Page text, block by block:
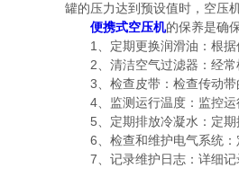
罐的压力达到预设值时，空压
便携式空压机的保养是确
1、定期更换润滑油：根据
2、清洁空气过滤器：经常
3、检查皮带：检查传动带
4、监测运行温度：监控运
5、定期排放冷凝水：定期
6、检查和维护电气系统：
7、记录维护日志：详细记